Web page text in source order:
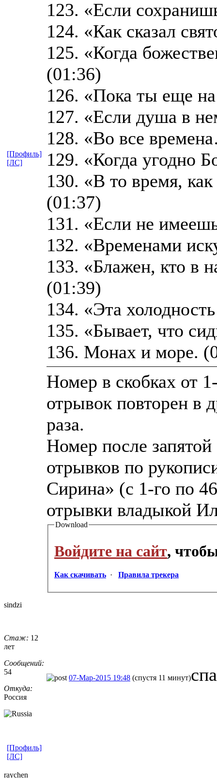
123. «Если
124. «Как сказал
125. «Когда
(01:36)
126. «Пока ты еще
127. «Если душа в
128. «Во все
129. «Когда угодно
130. «В то время,
(01:37)
131. «Если не
132. «Временами
133. «Блажен, кто в
(01:39)
134. «Эта
135. «Бывает, что
136. Монах и море.
Номер в скобках от
отрывок повторен в
раза.
Номер после
отрывков по
Сирина» (с 1-го по
отрывки владыкой
Download
Войдите на сайт,
Как скачивать · Правила трекера
[Профиль]
[ЛС]
sindzi
Стаж: 12
лет
Сообщений:
54
Откуда:
Россия
07-Мар-2015 19:48 (спустя 11 минут)
[Профиль]
[ЛС]
raychen